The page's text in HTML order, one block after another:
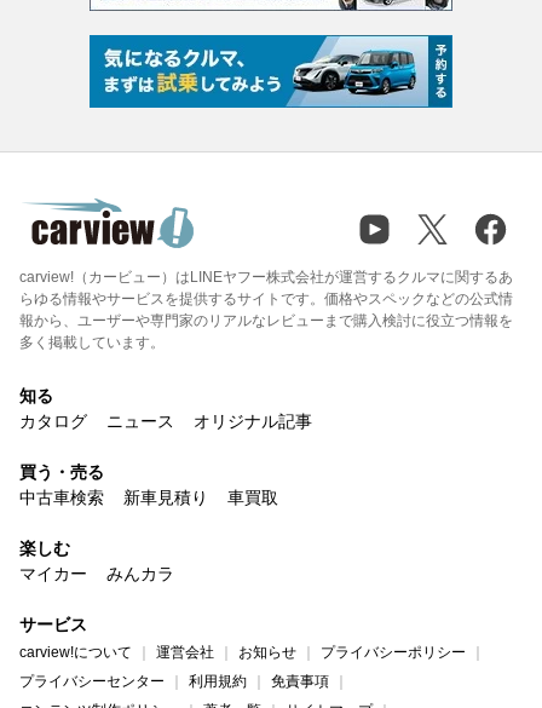
carview!（カービュー）はLINEヤフー株式会社が運営するクルマに関するあ
らゆる情報やサービスを提供するサイトです。価格やスペックなどの公式情
報から、ユーザーや専門家のリアルなレビューまで購入検討に役立つ情報を
多く掲載しています。
知る
カタログ
ニュース オリジナル記事
買う・売る
中古車検索
新車見積り 車買取
楽しむ
マイカー
みんカラ
サービス
carview!について 運営会社 お知らせ
プライバシーポリシー
プライバシーセンター
利用規約
免責事項